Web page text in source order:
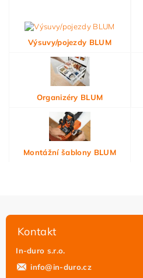
Výsuvy/pojezdy BLUM
Organizéry BLUM
Montážní šablony BLUM
Kontakt
In-duro s.r.o.
info@in-duro.cz